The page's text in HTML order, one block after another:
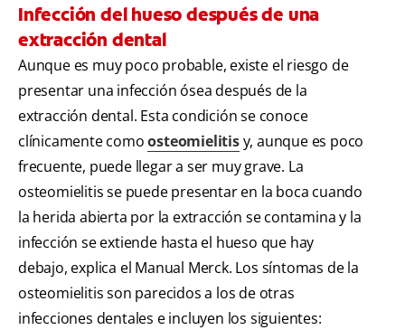
Infección del hueso después de una
extracción dental
Aunque es muy poco probable, existe el riesgo de
presentar una infección ósea después de la
extracción dental. Esta condición se conoce
clínicamente comoosteomielitisy, aunque es poco
frecuente, puede llegar a ser muy grave. La
osteomielitis se puede presentar en la boca cuando
la herida abierta por la extracción se contamina y la
infección se extiende hasta el hueso que hay
debajo, explica el Manual Merck. Los síntomas de la
osteomielitis son parecidos a los de otras
infecciones dentales e incluyen los siguientes: